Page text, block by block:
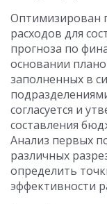
Оптимизирован
расходов для
прогноза по
основании
заполненных в
согласуется и
составления
Анализ первых
различных
определить
эффективности